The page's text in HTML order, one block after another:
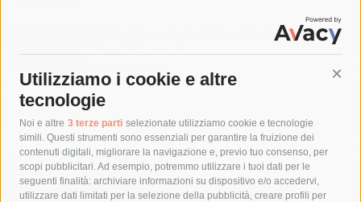
Utilizziamo i cookie e altre
tecnologie
Noi e altre 3 terze parti selezionate utilizziamo cookie e tecnologie
simili. Questi strumenti sono essenziali per garantire la fruizione dei
contenuti digitali, migliorare la navigazione e, previo tuo consenso, per
scopi pubblicitari. Ad esempio, potremmo utilizzare i tuoi dati per le
seguenti finalità: archiviare informazioni su dispositivo e/o accedervi,
utilizzare dati limitati per la selezione della pubblicità, creare profili per
Domani e sabato interrotta la linea Eav
Tag
acqua allerta meteo
anas
area marina protetta di punta campanella
arresto